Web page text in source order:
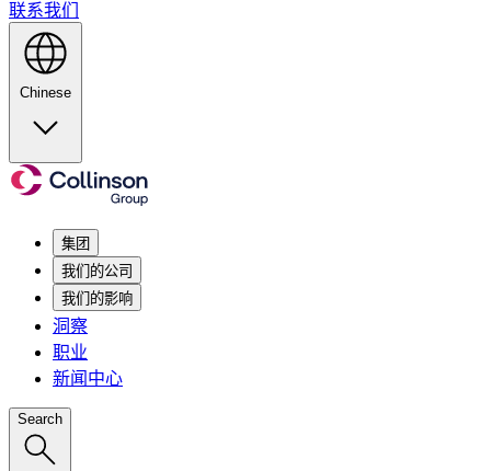
联系我们
Chinese
集团
我们的公司
我们的影响
洞察
职业
新闻中心
Search